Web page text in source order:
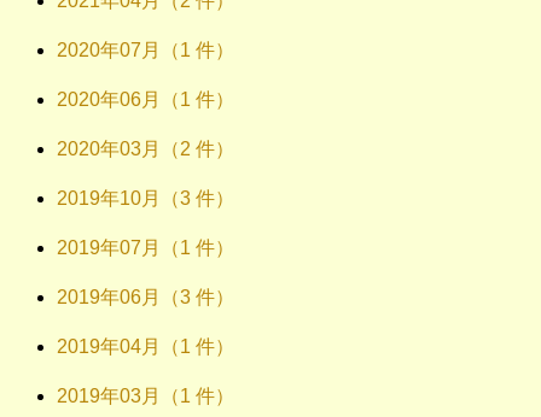
2020年07月（1 件）
2020年06月（1 件）
2020年03月（2 件）
2019年10月（3 件）
2019年07月（1 件）
2019年06月（3 件）
2019年04月（1 件）
2019年03月（1 件）